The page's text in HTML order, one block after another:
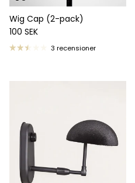
Wig Cap (2-pack)
Ordinarie pris
100 SEK
3 recensioner